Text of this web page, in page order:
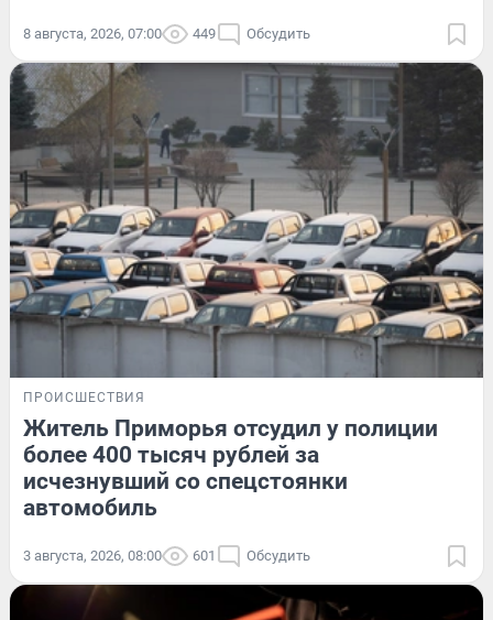
8 августа, 2026, 07:00 449 Обсудить
ПРОИСШЕСТВИЯ
Житель Приморья отсудил у полиции
более 400 тысяч рублей за
исчезнувший со спецстоянки
автомобиль
3 августа, 2026, 08:00 601 Обсудить